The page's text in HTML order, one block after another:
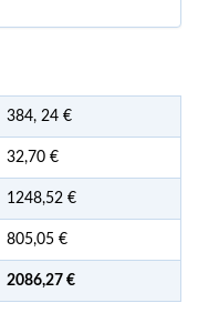
384, 24 €
32,70 €
1248,52 €
805,05 €
2086,27 €